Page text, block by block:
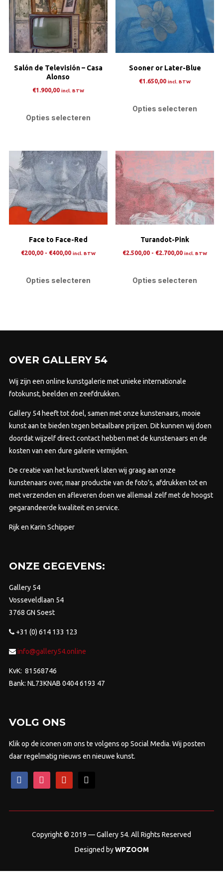
Salón de Televisión – Casa
Alonso
€1.900,00 incl. BTW
Opties selecteren
variaties.
Deze
optie
kan
gekozen
worden
productpagina
Sooner or Later-Blue
€1.650,00 incl. BTW
Opties selecteren
kan
op
Face to Face-Red
€200,00 - €400,00Prijsklasse:
€400,00
incl. BTW
Opties selecteren
Deze
worden
op
productpagina
Turandot-Pink
€2.500,00 - €2.700,00Prijsklasse:
€2.700,00
incl. BTW
Opties selecteren
OVER GALLERY 54
Wij zijn een online kunstgalerie met unieke internationale
fotokunst, beelden en zeefdrukken.
Gallery 54 heeft tot doel, samen met onze kunstenaars, mooie
kunst aan te bieden tegen betaalbare prijzen. Dit kunnen wij doen
doordat wijzelf direct contact hebben met de kunstenaars en de
kosten van een dure galerie vermijden.
De creatie van het kunstwerk laten wij graag aan onze
kunstenaars over, maar productie van de foto’s, afdrukken tot en
met verzenden en afleveren doen we allemaal zelf met de hoogst
gegarandeerde kwaliteit en service.
Rijk en Karin Schipper
ONZE GEGEVENS:
Gallery 54
Vosseveldlaan 54
3768 GN Soest
+31 (0) 614 133 123
info@gallery54.online
KvK: 81568746
Bank: NL73KNAB 0404 6193 47
VOLG ONS
Klik op de iconen om ons te volgens op Social Media. Wij posten
daar regelmatig nieuws en nieuwe kunst.
facebookinstagrampinterest mail
Copyright © 2019 — Gallery 54. All Rights Reserved
Designed byWPZOOM